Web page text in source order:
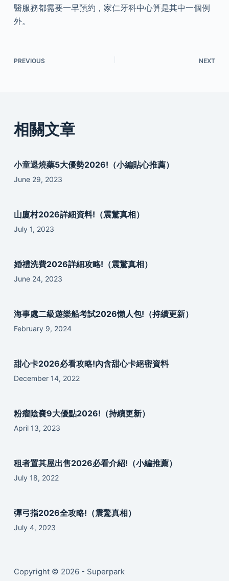
醫服務都需要一早預約，家仁牙科中心算是其中一個例
外。
PREVIOUS NEXT
相關文章
小童退燒藥5大優勢2026!（小編貼心推薦）
June 29, 2023
山廈村2026詳細資料!（震驚真相）
July 1, 2023
婚禮洗費2026詳細攻略!（震驚真相）
June 24, 2023
海事處二級遊樂船考試2026懶人包!（持續更新）
February 9, 2024
甜心卡2026必看攻略!內含甜心卡絕密資料
December 14, 2022
粉瘤陰嚢9大優點2026!（持續更新）
April 13, 2023
租者置其屋出售2026必看介紹!（小編推薦）
July 18, 2022
彈弓指2026全攻略!（震驚真相）
July 4, 2023
Copyright © 2026 - Superpark